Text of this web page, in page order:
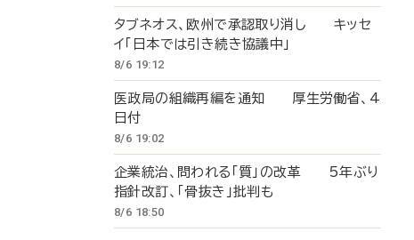
タブネオス、欧州で承認取り消し キッセ
イ「日本では引き続き協議中」
8/6 19:12
医政局の組織再編を通知 厚生労働省、4
日付
8/6 19:02
企業統治、問われる「質」の改革 5年ぶり
指針改訂、「骨抜き」批判も
8/6 18:50